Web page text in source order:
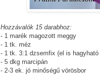
Hozzávalók 15 darabhoz:
- 1 marék magozott meggy
- 1 tk. méz
- 1 tk. 3:1 dzsemfix (el is
- 5 dkg marcipán
- 2-3 ek. jó minőségű vörösbor